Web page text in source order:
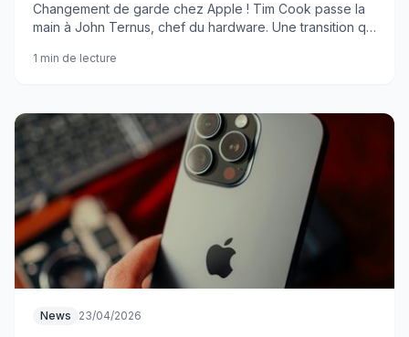
Changement de garde chez Apple ! Tim Cook passe la
main à John Ternus, chef du hardware. Une transition qui
1 min de lecture
News 23/04/2026